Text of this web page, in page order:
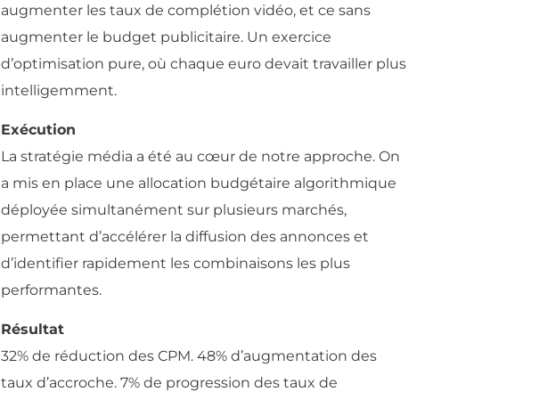
augmenter les taux de complétion vidéo, et ce sans
augmenter le budget publicitaire. Un exercice
d’optimisation pure, où chaque euro devait travailler plus
intelligemment.
Exécution
La stratégie média a été au cœur de notre approche. On
a mis en place une allocation budgétaire algorithmique
déployée simultanément sur plusieurs marchés,
permettant d’accélérer la diffusion des annonces et
d’identifier rapidement les combinaisons les plus
performantes.
Résultat
32% de réduction des CPM. 48% d’augmentation des
taux d’accroche. 7% de progression des taux de